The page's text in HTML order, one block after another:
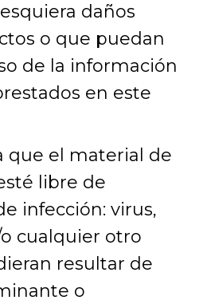
daños
o que puedan
de la información
en este
que el material de
libre de
infección: virus,
cualquier otro
resultar de
o